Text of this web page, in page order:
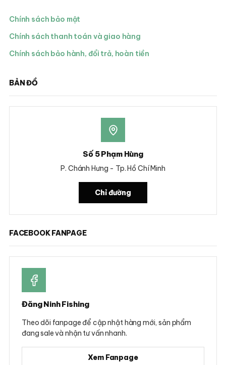
Chính sách bảo mật
Chính sách thanh toán và giao hàng
Chính sách bảo hành, đổi trả, hoàn tiền
BẢN ĐỒ
Số 5 Phạm Hùng
P. Chánh Hưng - Tp. Hồ Chí Minh
Chỉ đường
FACEBOOK FANPAGE
Đăng Ninh Fishing
Theo dõi fanpage để cập nhật hàng mới, sản phẩm
đang sale và nhận tư vấn nhanh.
Xem Fanpage